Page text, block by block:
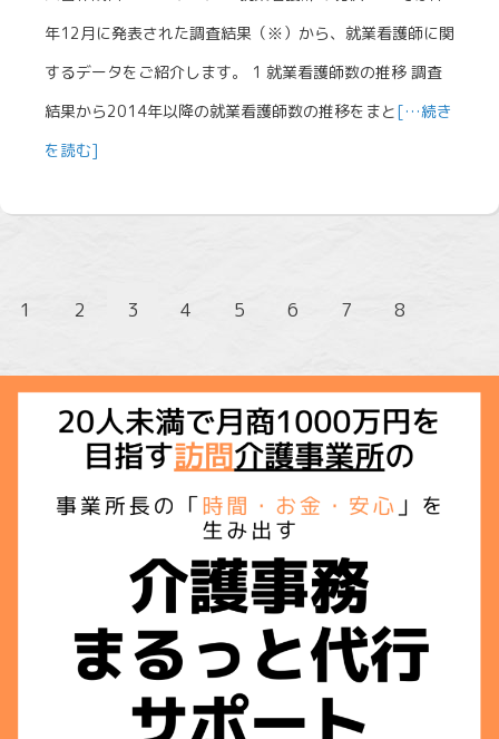
年12月に発表された調査結果（※）から、就業看護師に関
するデータをご紹介します。 1 就業看護師数の推移 調査
結果から2014年以降の就業看護師数の推移をまと[…続き
を読む]
1 2 3 4 5 6 7 8